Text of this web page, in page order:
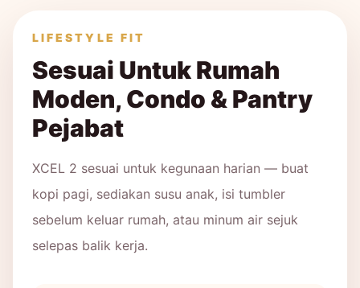
LIFESTYLE FIT
Sesuai Untuk Rumah
Moden, Condo & Pantry
Pejabat
XCEL 2 sesuai untuk kegunaan harian — buat
kopi pagi, sediakan susu anak, isi tumbler
sebelum keluar rumah, atau minum air sejuk
selepas balik kerja.